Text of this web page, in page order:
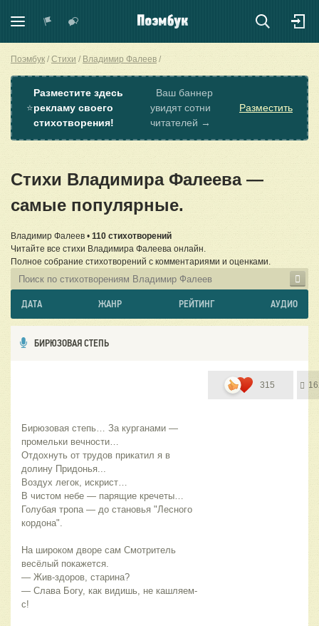
Поэмбук Стихи Владимир Фалеев
⭐
Разместите здесь
рекламу своего
стихотворения!
Ваш баннер
увидят сотни
читателей →
Разместить
Стихи Владимира Фалеева —
самые популярные.
Владимир Фалеев • 110 стихотворений
Читайте все стихи Владимира Фалеева онлайн.
Полное собрание стихотворений с комментариями и оценками.
ДАТА ЖАНР РЕЙТИНГ АУДИО
БИРЮЗОВАЯ СТЕПЬ
Бирюзовая степь… За курганами —
промельки вечности…
Отдохнуть от трудов прикатил я в
долину Придонья...
Воздух легок, искрист…
В чистом небе — парящие кречеты…
Голубая тропа — до становья "Лесного
кордона".
На широком дворе сам Смотритель
весёлый покажется.
— Жив-здоров, старина?
— Слава Богу, как видишь, не кашляем-
с!
315